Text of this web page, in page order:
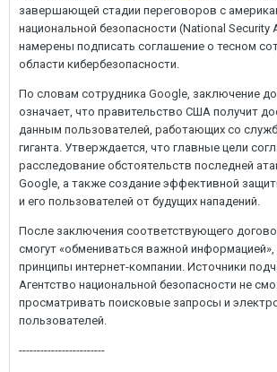
завершающей стадии переговоров с
национальной безопасности (National
намерены подписать соглашение о тесном
области кибербезопасности.
По словам сотрудника Google, заключение
означает, что правительство США получит
данным пользователей, работающих со
гиганта. Утверждается, что главные цели
расследование обстоятельств последней
Google, а также создание эффективной
и его пользователей от будущих нападений.
После заключения соответствующего
смогут «обмениваться важной
принципы интернет-компании. Источники
Агентство национальной безопасности не
просматривать поисковые запросы и
пользователей.
------------------------